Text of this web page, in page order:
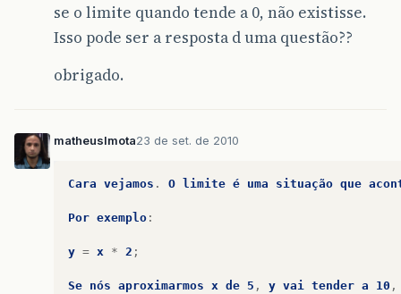
se o limite quando tende a 0, não existisse.
Isso pode ser a resposta d uma questão??
obrigado.
matheuslmota23 de set. de 2010
Cara vejamos . O limite é uma situação que
Por exemplo :
y = x * 2 ;
Se nós aproximarmos x de 5 , y vai tender a 10 ,